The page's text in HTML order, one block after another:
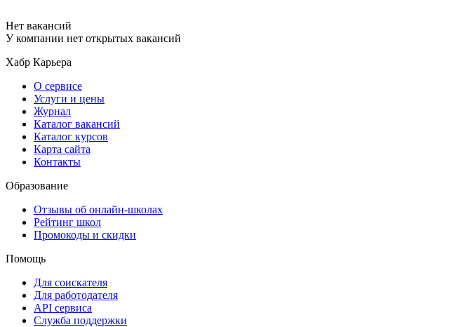
Нет вакансий
У компании нет открытых вакансий
Хабр Карьера
О сервисе
Услуги и цены
Журнал
Каталог вакансий
Каталог курсов
Карта сайта
Контакты
Образование
Отзывы об онлайн-школах
Рейтинг школ
Промокоды и скидки
Помощь
Для соискателя
Для работодателя
API сервиса
Служба поддержки